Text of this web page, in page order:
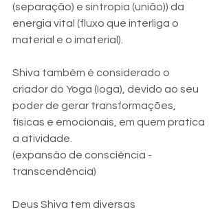
(separação) e sintropia (união)) da
energia vital (fluxo que interliga o
material e o imaterial).
Shiva também é considerado o
criador do Yoga (Ioga), devido ao seu
poder de gerar transformações,
físicas e emocionais, em quem pratica
a atividade.
(expansão de consciência -
transcendência)
Deus Shiva tem diversas